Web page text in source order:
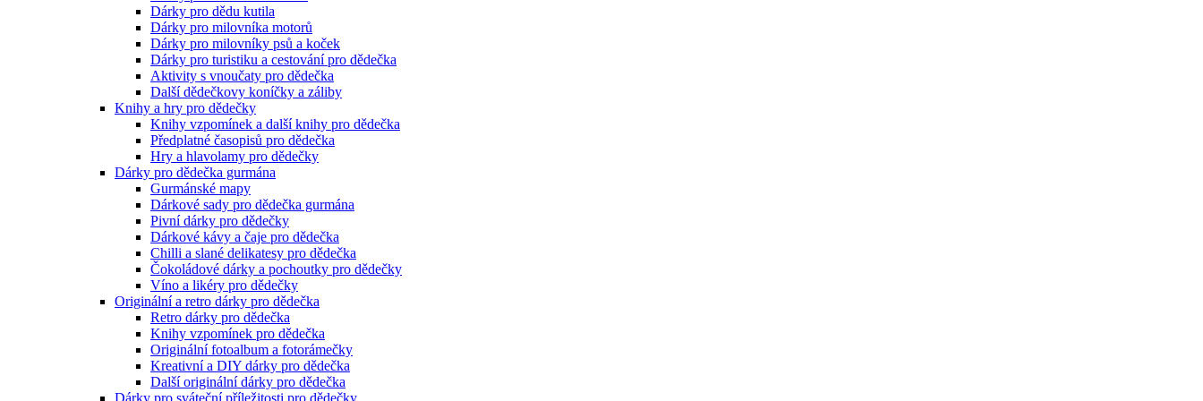
Dárky pro dědu kutila
Dárky pro milovníka motorů
Dárky pro milovníky psů a koček
Dárky pro turistiku a cestování pro dědečka
Aktivity s vnoučaty pro dědečka
Další dědečkovy koníčky a záliby
Knihy a hry pro dědečky
Knihy vzpomínek a další knihy pro dědečka
Předplatné časopisů pro dědečka
Hry a hlavolamy pro dědečky
Dárky pro dědečka gurmána
Gurmánské mapy
Dárkové sady pro dědečka gurmána
Pivní dárky pro dědečky
Dárkové kávy a čaje pro dědečka
Chilli a slané delikatesy pro dědečka
Čokoládové dárky a pochoutky pro dědečky
Víno a likéry pro dědečky
Originální a retro dárky pro dědečka
Retro dárky pro dědečka
Knihy vzpomínek pro dědečka
Originální fotoalbum a fotorámečky
Kreativní a DIY dárky pro dědečka
Další originální dárky pro dědečka
Dárky pro sváteční příležitosti pro dědečky